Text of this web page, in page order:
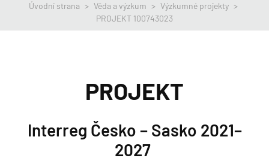
Úvodní strana > Věda a výzkum > Výzkumné projekty >
PROJEKT 100743023
PROJEKT
Interreg Česko – Sasko 2021–
2027